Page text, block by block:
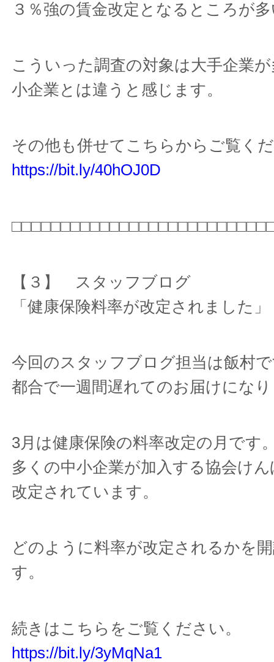
３％強の賃金改定となるところが
こういった調査の対象は大手企業
小企業とは違うと感じます。
その他も併せてこちらからご覧く
https://bit.ly/40hOJ0D
【３】 スタッフブログ
「健康保険料率が改定されました」
今回のスタッフブログ担当は飯村
都合で一週間遅れてのお届けにな
3月は健康保険の料率改定の月です
多くの中小企業が加入する協会け
改定されています。
どのように料率が改定されるかを
す。
続きはこちらをご覧ください。
https://bit.ly/3yMqNa1